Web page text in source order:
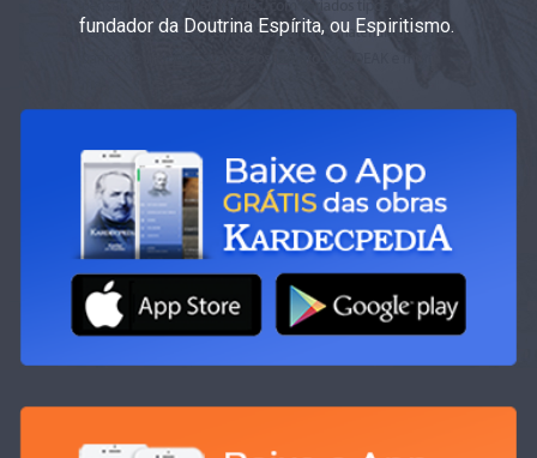
fundador da Doutrina Espírita, ou Espiritismo.